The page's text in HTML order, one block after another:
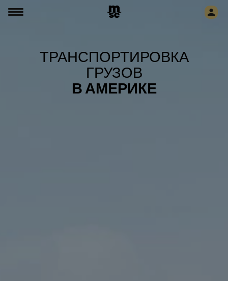
ТРАНСПОРТИРОВКА
ГРУЗОВ
В АМЕРИКЕ